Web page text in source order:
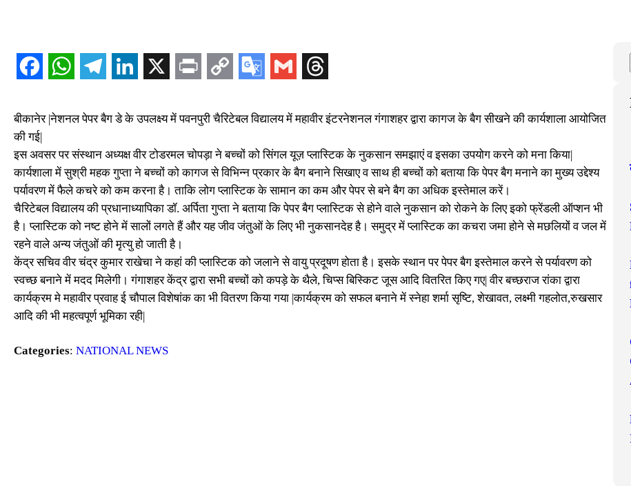
बीकानेर |नेशनल पेपर बैग डे के उपलक्ष्य में पवनपुरी चैरिटेबल विद्यालय में महावीर इंटरनेशनल गंगाशहर द्वारा कागज के बैग सीखने की कार्यशाला आयोजित
की गई|
इस अवसर पर संस्थान अध्यक्ष वीर टोडरमल चोपड़ा ने बच्चों को सिंगल यूज़ प्लास्टिक के नुकसान समझाएं व इसका उपयोग करने को मना किया|
कार्यशाला में सुश्री महक गुप्ता ने बच्चों को कागज से विभिन्न प्रकार के बैग बनाने सिखाए व साथ ही बच्चों को बताया कि पेपर बैग मनाने का मुख्य उद्देश्य
पर्यावरण में फैले कचरे को कम करना है। ताकि लोग प्लास्टिक के सामान का कम और पेपर से बने बैग का अधिक इस्तेमाल करें।
चैरिटेबल विद्यालय की प्रधानाध्यापिका डॉ. अर्पिता गुप्ता ने बताया कि पेपर बैग प्लास्टिक से होने वाले नुकसान को रोकने के लिए इको फ्रेंडली ऑप्शन भी
है। प्लास्टिक को नष्ट होने में सालों लगते हैं और यह जीव जंतुओं के लिए भी नुकसानदेह है। समुद्र में प्लास्टिक का कचरा जमा होने से मछलियों व जल में
रहने वाले अन्य जंतुओं की मृत्यु हो जाती है।
केंद्र सचिव वीर चंद्र कुमार राखेचा ने कहां की प्लास्टिक को जलाने से वायु प्रदूषण होता है। इसके स्थान पर पेपर बैग इस्तेमाल करने से पर्यावरण को
स्वच्छ बनाने में मदद मिलेगी। गंगाशहर केंद्र द्वारा सभी बच्चों को कपड़े के थैले, चिप्स बिस्किट जूस आदि वितरित किए गए| वीर बच्छराज रांका द्वारा
कार्यक्रम मे महावीर प्रवाह ई चौपाल विशेषांक का भी वितरण किया गया |कार्यक्रम को सफल बनाने में स्नेहा शर्मा सृष्टि, शेखावत, लक्ष्मी गहलोत,रुखसार
आदि की भी महत्वपूर्ण भूमिका रही|
Categories: NATIONAL NEWS